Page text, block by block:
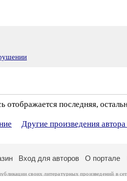
отображается последняя,
Другие произведения автора
Вход для авторов О портале
своих литературных произведений в